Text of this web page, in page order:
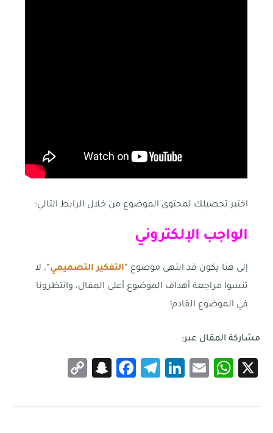
اختبر تحصيلك لمحتوى الموضوع من خلال الرابط التالي:
الواجب الإلكتروني
إلى هنا يكون قد انتهى موضوع “التفكير التصميمي“، لا
تنسوا مراجعة أهداف الموضوع أعلى المقال، وانتظرونا
في الموضوع القادم!
مشاركة المقال عبر:
X
WhatsApp
Email
LinkedIn
Telegram
Facebook
Snapchat